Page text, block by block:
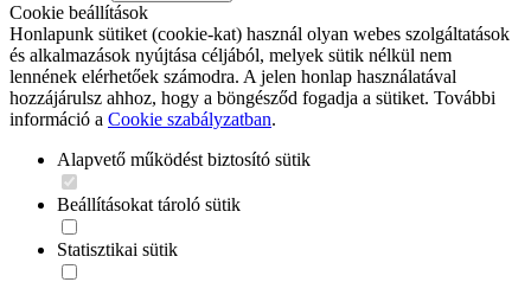
Cookie beállítások
Honlapunk sütiket (cookie-kat) használ olyan webes szolgáltatások
és alkalmazások nyújtása céljából, melyek sütik nélkül nem
lennének elérhetőek számodra. A jelen honlap használatával
hozzájárulsz ahhoz, hogy a böngésződ fogadja a sütiket. További
információ a Cookie szabályzatban.
Alapvető működést biztosító sütik
Beállításokat tároló sütik
Statisztikai sütik